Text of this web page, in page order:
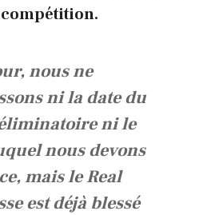
nous ne
ni la date du
ni le
nous devons
mais le Real
est déjà blessé